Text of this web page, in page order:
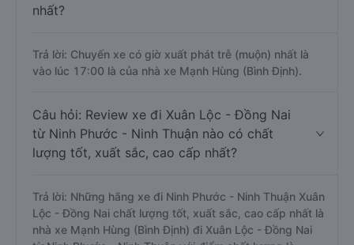
nhất?
Trả lời: Chuyến xe có giờ xuất phát trễ (muộn) nhất là
vào lúc 17:00 là của nhà xe Mạnh Hùng (Bình Định).
Câu hỏi: Review xe đi Xuân Lộc - Đồng Nai
từ Ninh Phước - Ninh Thuận nào có chất
lượng tốt, xuất sắc, cao cấp nhất?
Trả lời: Những hãng xe đi Ninh Phước - Ninh Thuận Xuân
Lộc - Đồng Nai chất lượng tốt, xuất sắc, cao cấp nhất là
nhà xe Mạnh Hùng (Bình Định) đi Xuân Lộc - Đồng Nai